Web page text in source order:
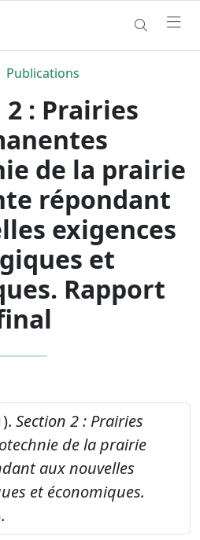
Publications
: Prairies
de la prairie
répondant
exigences
et
Rapport
Section 2 : Prairies
de la prairie
aux nouvelles
et économiques.